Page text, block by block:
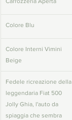
Colore Blu
Colore Interni Vimini
Beige
Fedele ricreazione della
leggendaria Fiat 500
Jolly Ghia, l'auto da
spiaggia che sembra